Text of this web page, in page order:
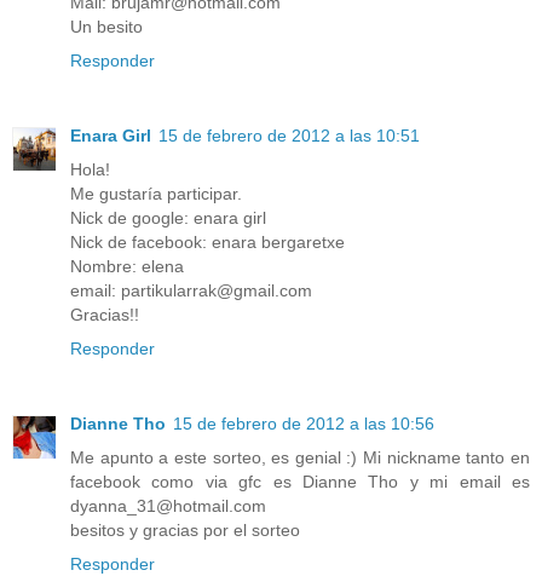
Un besito
Responder
Enara Girl 15 de febrero de 2012 a las 10:51
Hola!
Me gustaría participar.
Nick de google: enara girl
Nick de facebook: enara bergaretxe
Nombre: elena
email: partikularrak@gmail.com
Gracias!!
Responder
Dianne Tho 15 de febrero de 2012 a las 10:56
Me apunto a este sorteo, es genial :) Mi nickname tanto en
facebook como via gfc es Dianne Tho y mi email es
dyanna_31@hotmail.com
besitos y gracias por el sorteo
Responder